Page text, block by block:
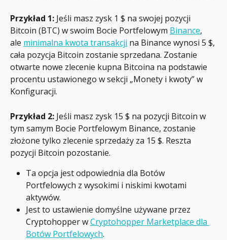
Przykład 1: Jeśli masz zysk 1 $ na swojej pozycji
Bitcoin (BTC) w swoim Bocie Portfelowym Binance,
ale minimalna kwota transakcji na Binance wynosi 5 $,
cała pozycja Bitcoin zostanie sprzedana. Zostanie
otwarte nowe zlecenie kupna Bitcoina na podstawie
procentu ustawionego w sekcji „Monety i kwoty” w
Konfiguracji.
Przykład 2: Jeśli masz zysk 15 $ na pozycji Bitcoin w
tym samym Bocie Portfelowym Binance, zostanie
złożone tylko zlecenie sprzedaży za 15 $. Reszta
pozycji Bitcoin pozostanie.
Ta opcja jest odpowiednia dla Botów
Portfelowych z wysokimi i niskimi kwotami
aktywów.
Jest to ustawienie domyślne używane przez
Cryptohopper w Cryptohopper Marketplace dla
Botów Portfelowych.